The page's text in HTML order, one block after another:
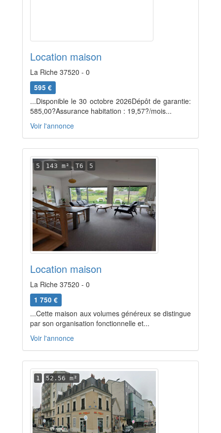
Location maison
La Riche 37520 - 0
595 €
...Disponible le 30 octobre 2026Dépôt de garantie:
585,00?Assurance habitation : 19,57?/mois...
Voir l'annonce
5 143 m² T6 5
Location maison
La Riche 37520 - 0
1 750 €
...Cette maison aux volumes généreux se distingue
par son organisation fonctionnelle et...
Voir l'annonce
1 52.56 m²